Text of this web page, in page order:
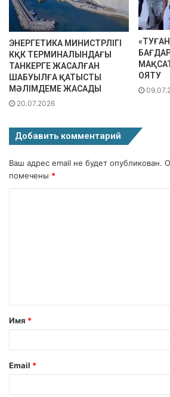
ЭНЕРГЕТИКА МИНИСТРЛІГІ
КҚК ТЕРМИНАЛЫНДАҒЫ
ТАНКЕРГЕ ЖАСАЛҒАН
ШАБУЫЛҒА ҚАТЫСТЫ
МӘЛІМДЕМЕ ЖАСАДЫ
20.07.2026
ОЯТУ
Добавить комментарий
Ваш адрес email не будет опубликован.
помечены *
Имя *
Email *